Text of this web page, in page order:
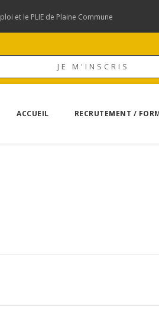
et le PLIE de Plaine Commune
JE M'INSCRIS
ACCUEIL RECRUTEMENT /